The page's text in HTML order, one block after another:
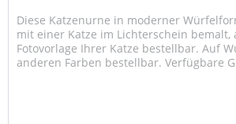
Diese Katzenurne in moderner
mit einer Katze im Lichterschein bemalt,
Fotovorlage Ihrer Katze bestellbar. Auf
anderen Farben bestellbar. Verfügbare